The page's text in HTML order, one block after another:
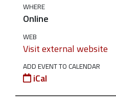
genitori-
di-
adolescenti-
11-
18-
WHERE
Online
WEB
Visit external website
ADD EVENT TO CALENDAR
iCal